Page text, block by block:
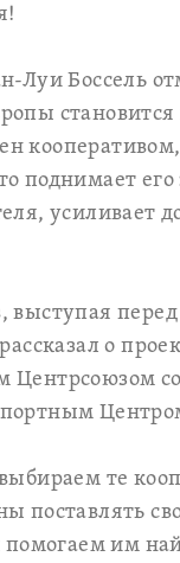
Луи Боссель
поднимает его
усиливает
выступая
о
Центрсоюзом
те
поставлять
помогаем им